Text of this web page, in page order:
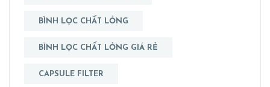
BÌNH LỌC CHẤT LỎNG
BÌNH LỌC CHẤT LỎNG GIÁ RẺ
CAPSULE FILTER